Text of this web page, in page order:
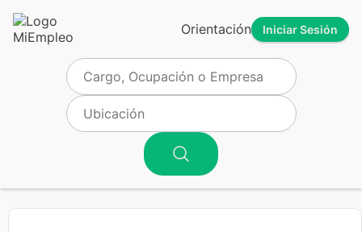
Orientación Iniciar Sesión